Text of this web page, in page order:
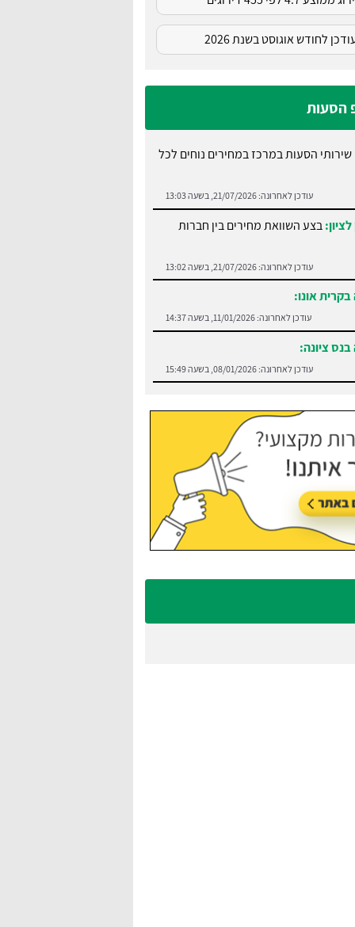
לחודש אוגוסט בשנת 2026
הסעות
שירותי הסעות במרכז במחירים נוחים לכל
עודכן לאחרונה:21/07/2026, בשעה 13:03
בצע השוואת מחירים בין חברות
עודכן לאחרונה:21/07/2026, בשעה 13:02
אונו:
עודכן לאחרונה:11/01/2026, בשעה 14:37
ציונה:
עודכן לאחרונה:08/01/2026, בשעה 15:49
עודכן לאחרונה: 21/07/2026, בשעה 13:05